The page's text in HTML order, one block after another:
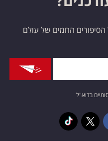
הסיפורים החמים של עולם
בדוא"ל